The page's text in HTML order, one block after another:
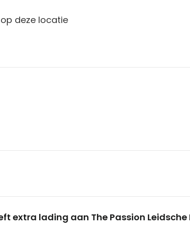
deze locatie
extra lading aan The Passion Leidsche